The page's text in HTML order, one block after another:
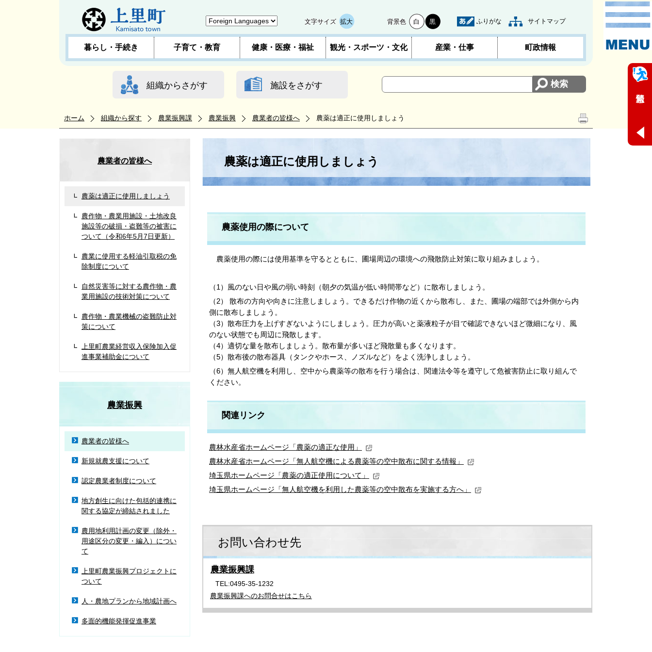
文字サイズ 拡大 背景色 白 黒 ふりがな サイトマップ
暮らし・手続き 子育て・教育 健康・医療・福祉 観光・スポーツ・文化 産業・仕事 町政情報
組織からさがす 施設をさがす
ホーム 組織から探す 農業振興課 農業振興 農業者の皆様へ 農薬は適正に使用しましょう
農業者の皆様へ
農薬は適正に使用しましょう
農作物・農業用施設・土地改良
施設等の破損・盗難等の被害に
ついて（令和6年5月7日更新）
農業に使用する軽油引取税の免
除制度について
自然災害等に対する農作物・農
業用施設の技術対策について
農作物・農業機械の盗難防止対
策について
上里町農業経営収入保険加入促
進事業補助金について
農業振興
農業者の皆様へ
新規就農支援について
認定農業者制度について
地方創生に向けた包括的連携に
関する協定が締結されました
農用地利用計画の変更（除外・
用途区分の変更・編入）につい
て
上里町農業振興プロジェクトに
ついて
人・農地プランから地域計画へ
多面的機能発揮促進事業
農薬は適正に使用しましょう
農薬使用の際について
農薬使用の際には使用基準を守るとともに、圃場周辺の環境への飛散防止対策に取り組みましょう。
（1）風のない日や風の弱い時刻（朝夕の気温が低い時間帯など）に散布しましょう。
（2） 散布の方向や向きに注意しましょう。できるだけ作物の近くから散布し、また、圃場の端部では外側から内
側に散布しましょう。
（3）散布圧力を上げすぎないようにしましょう。圧力が高いと薬液粒子が目で確認できないほど微細になり、風
のない状態でも周辺に飛散します。
（4）適切な量を散布しましょう。散布量が多いほど飛散量も多くなります。
（5）散布後の散布器具（タンクやホース、ノズルなど）をよく洗浄しましょう。
（6）無人航空機を利用し、空中から農薬等の散布を行う場合は、関連法令等を遵守して危被害防止に取り組んで
ください。
関連リンク
農林水産省ホームページ「農薬の適正な使用」
農林水産省ホームページ「無人航空機による農薬等の空中散布に関する情報」
埼玉県ホームページ「農薬の適正使用について」
埼玉県ホームページ「無人航空機を利用した農薬等の空中散布を実施する方へ」
お問い合わせ先
農業振興課
TEL:0495-35-1232
農業振興課へのお問合せはこちら